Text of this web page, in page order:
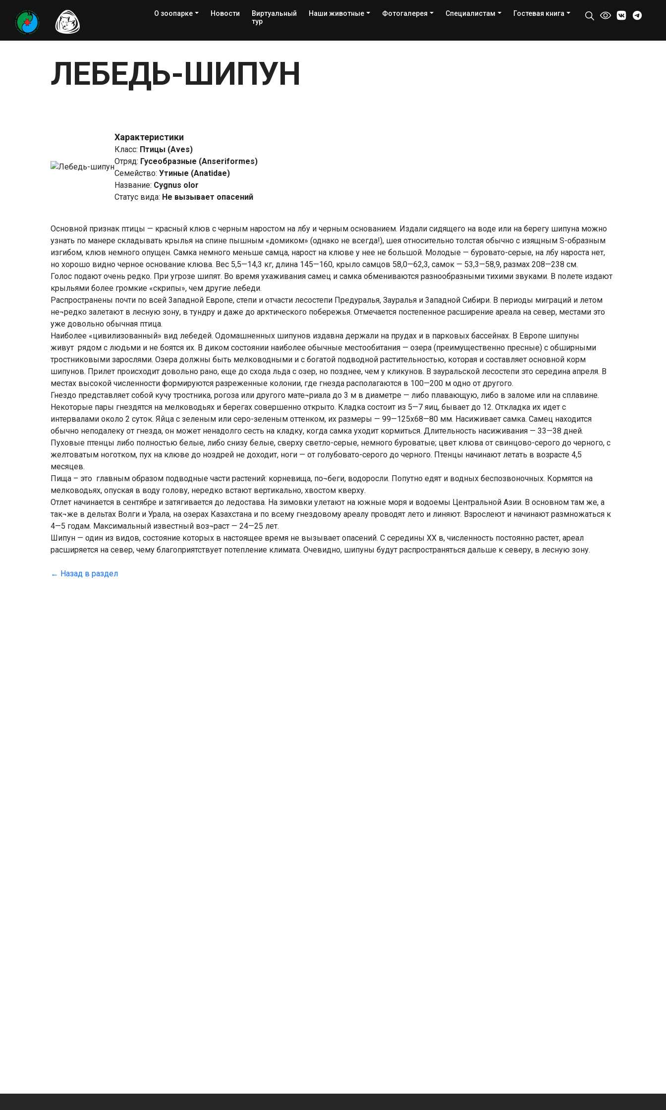
О зоопарке Новости
Виртуальный
тур
Наши животные Фотогалерея Специалистам Гостевая книга
ЛЕБЕДЬ-ШИПУН
Характеристики
Класс: Птицы (Aves)
Отряд: Гусеобразные (Anseriformes)
Семейство: Утиные (Anatidae)
Название: Cygnus olor
Статус вида: Не вызывает опасений
Основной признак птицы — красный клюв с черным наростом на лбу и черным основанием. Издали сидящего на воде или на берегу шипуна можно
узнать по манере складывать крылья на спине пышным «домиком» (однако не всегда!), шея относительно толстая обычно с изящным S-образным
изгибом, клюв немного опущен. Самка немного меньше самца, нарост на клюве у нее не большой. Молодые — буровато-серые, на лбу нароста нет,
но хорошо видно черное основание клюва. Вес 5,5—14,3 кг, длина 145—160, крыло самцов 58,0—62,3, самок — 53,3—58,9, размах 208—238 см.
Голос подают очень редко. При угрозе шипят. Во время ухаживания самец и самка обмениваются разнообразными тихими звуками. В полете издают
крыльями более громкие «скрипы», чем другие лебеди.
Распространены почти по всей 3ападной Европе, степи и отчасти лесостепи Предуралья, Зауралья и 3ападной Сибири. В периоды миграций и летом
не¬редко залетают в лесную зону, в тундру и даже до арктического побережья. Отмечается постепенное расширение ареала на север, местами это
уже довольно обычная птица.
Наиболее «цивилизованный» вид лебедей. Одомашненных шипунов издавна держали на прудах и в парковых бассейнах. В Европе шипуны
живут рядом с людьми и не боятся их. В диком состоянии наиболее обычные местообитания — озера (преимущественно пресные) с обширными
тростниковыми зарослями. Озера должны быть мелководными и с богатой подводной растительностью, которая и составляет основной корм
шипунов. Прилет происходит довольно рано, еще до схода льда с озер, но позднее, чем у кликунов. В зауральской лесостепи это середина апреля. В
местах высокой численности формируются разреженные колонии, где гнезда располагаются в 100—200 м одно от другого.
Гнездо представляет собой кучу тростника, рогоза или другого мате¬риала до 3 м в диаметре — либо плавающую, либо в заломе или на сплавине.
Некоторые пары гнездятся на мелководьях и берегах совершенно открыто. Кладка состоит из 5—7 яиц, бывает до 12. Откладка их идет с
интервалами около 2 суток. Яйца с зеленым или серо-зеленым оттенком, их размеры — 99—125х68—80 мм. Насиживает самка. Самец находится
обычно неподалеку от гнезда, он может ненадолго сесть на кладку, когда самка уходит кормиться. Длительность насиживания — 33—38 дней.
Пуховые птенцы либо полностью белые, либо снизу белые, сверху светло-серые, немного буроватые; цвет клюва от свинцово-серого до черного, с
желтоватым ноготком, пух на клюве до ноздрей не доходит, ноги — от голубовато-серого до черного. Птенцы начинают летать в возрасте 4,5
месяцев.
Пища – это главным образом подводные части растений: корневища, по¬беги, водоросли. Попутно едят и водных беспозвоночных. Кормятся на
мелководьях, опуская в воду голову, нередко встают вертикально, хвостом кверху.
Отлет начинается в сентябре и затягивается до ледостава. На зимовки улетают на южные моря и водоемы Центральной Азии. В основном там же, а
так¬же в дельтах Волги и Урала, на озерах Казахстана и по всему гнездовому ареалу проводят лето и линяют. Взрослеют и начинают размножаться к
4—5 годам. Максимальный известный воз¬раст — 24—25 лет.
Шипун — один из видов, состояние которых в настоящее время не вызывает опасений. С середины XX в, численность постоянно растет, ареал
расширяется на север, чему благоприятствует потепление климата. Очевидно, шипуны будут распространяться дальше к северу, в лесную зону.
← Назад в раздел